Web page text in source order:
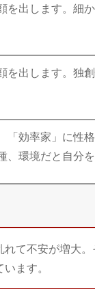
を出します。細
出します。独
「効率家」に性
環境だと自分
て不安が増大
ます。